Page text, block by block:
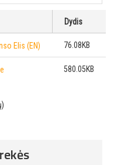
Dydis
Elis (EN) 76.08KB
580.05KB